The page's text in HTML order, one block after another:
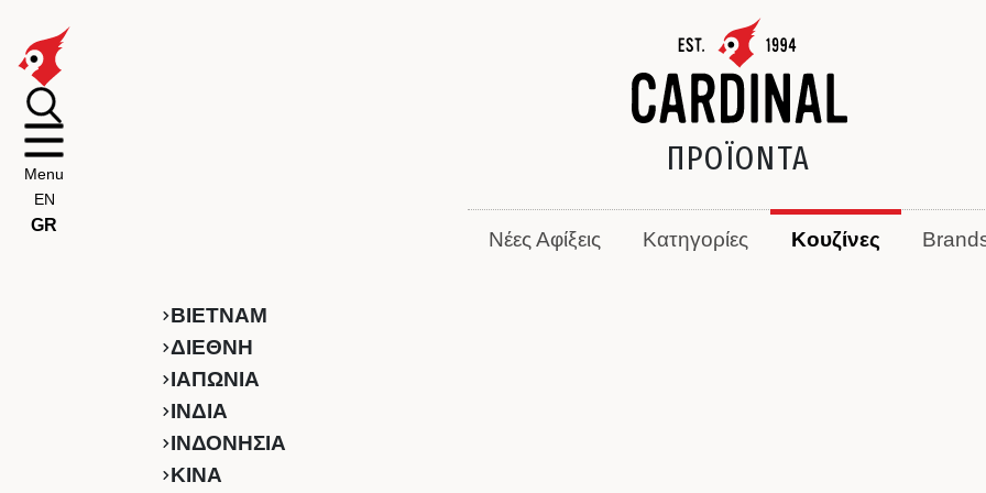
EN
GR
Menu ΠΡΟΪΟΝΤΑ
Νέες Αφίξεις Κατηγορίες Κουζίνες
ΒΙΕΤΝΑΜ
ΔΙΕΘΝΗ
ΙΑΠΩΝΙΑ
ΙΝΔΙΑ
ΙΝΔΟΝΗΣΙΑ
ΚINA